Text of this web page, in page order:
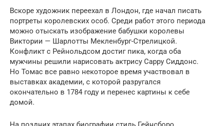
Вскоре художник переехал в Лондон, где начал писать
портреты королевских особ. Среди работ этого периода
можно отыскать изображение бабушки королевы
Виктории — Шарлотты Мекленбург-Стрелицкой.
Конфликт с Рейнольдсом достиг пика, когда оба
мужчины решили нарисовать актрису Сарру Сиддонс.
Но Томас все равно некоторое время участвовал в
выставках академии, с которой разругался
окончательно в 1784 году и перенес картины к себе
домой.